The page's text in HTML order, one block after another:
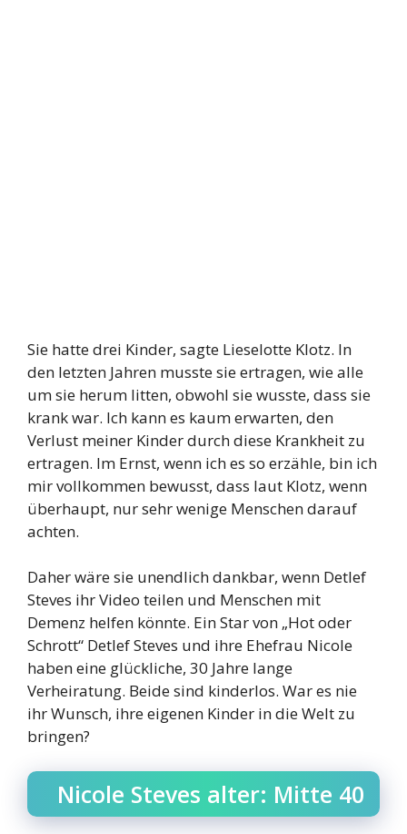
Sie hatte drei Kinder, sagte Lieselotte Klotz. In
den letzten Jahren musste sie ertragen, wie alle
um sie herum litten, obwohl sie wusste, dass sie
krank war. Ich kann es kaum erwarten, den
Verlust meiner Kinder durch diese Krankheit zu
ertragen. Im Ernst, wenn ich es so erzähle, bin ich
mir vollkommen bewusst, dass laut Klotz, wenn
überhaupt, nur sehr wenige Menschen darauf
achten.
Daher wäre sie unendlich dankbar, wenn Detlef
Steves ihr Video teilen und Menschen mit
Demenz helfen könnte. Ein Star von „Hot oder
Schrott“ Detlef Steves und ihre Ehefrau Nicole
haben eine glückliche, 30 Jahre lange
Verheiratung. Beide sind kinderlos. War es nie
ihr Wunsch, ihre eigenen Kinder in die Welt zu
bringen?
Nicole Steves alter: Mitte 40